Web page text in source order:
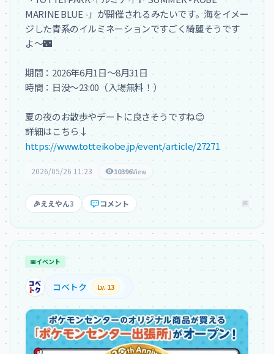
MARINE BLUE -」が開催されるみたいです。海をイメー
ジした青系のイルミネーションですごく綺麗そうです
よ〜🌃
期間：2026年6月1日〜8月31日
時間：日没〜23:00（入場無料！）
夏の夜のお散歩やデートに良さそうですね😊
https://www.totteikobe.jp/event/article/27271
2026/05/26 11:23 10396View
🎉ええやん3 コメント
📅イベント
コベトク Lv. 13